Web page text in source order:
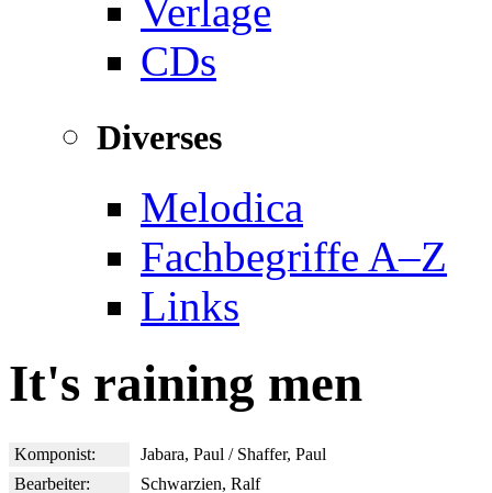
Verlage
CDs
Diverses
Melodica
Fachbegriffe A–Z
Links
It's raining men
Komponist:
Jabara, Paul / Shaffer, Paul
Bearbeiter:
Schwarzien, Ralf